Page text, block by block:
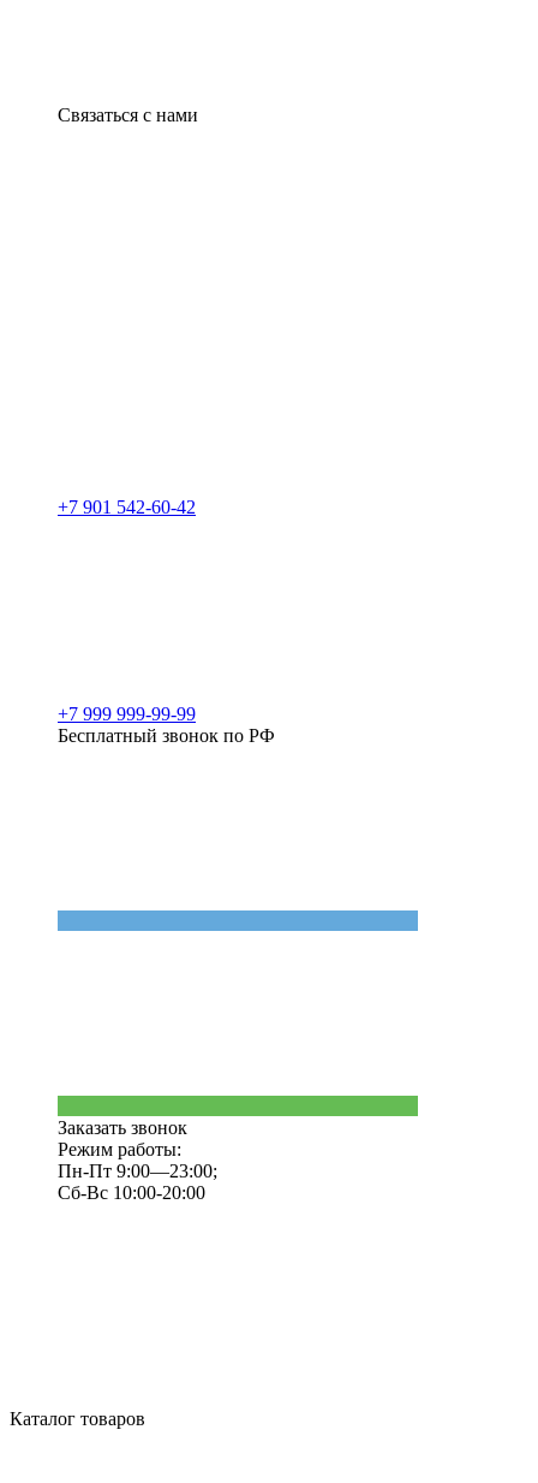
Связаться с нами
+7 901 542-60-42
+7 999 999-99-99
Бесплатный звонок по РФ
Заказать звонок
Режим работы:
Пн-Пт 9:00—23:00;
Сб-Вс 10:00-20:00
Каталог товаров